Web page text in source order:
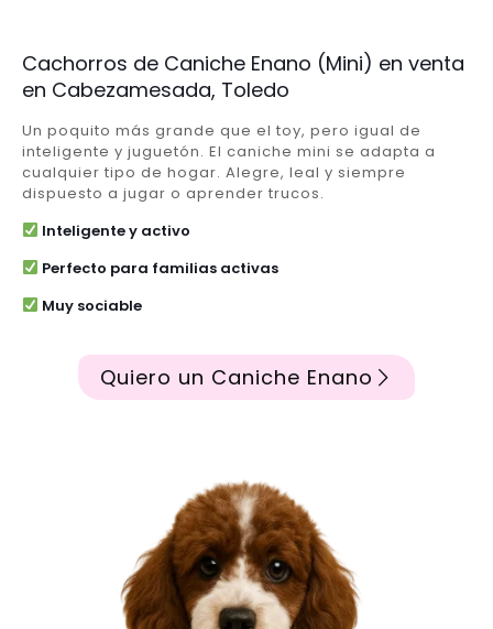
Cachorros de Caniche Enano (Mini) en venta
en Cabezamesada, Toledo
Un poquito más grande que el toy, pero igual de
inteligente y juguetón. El caniche mini se adapta a
cualquier tipo de hogar. Alegre, leal y siempre
dispuesto a jugar o aprender trucos.
Inteligente y activo
Perfecto para familias activas
Muy sociable
Quiero un Caniche Enano